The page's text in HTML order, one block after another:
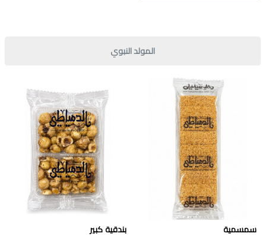
المولد النبوي
سمسمية بندقية كبير